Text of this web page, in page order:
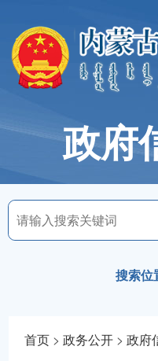
政府
搜索位
首页 >政务公开 >政府